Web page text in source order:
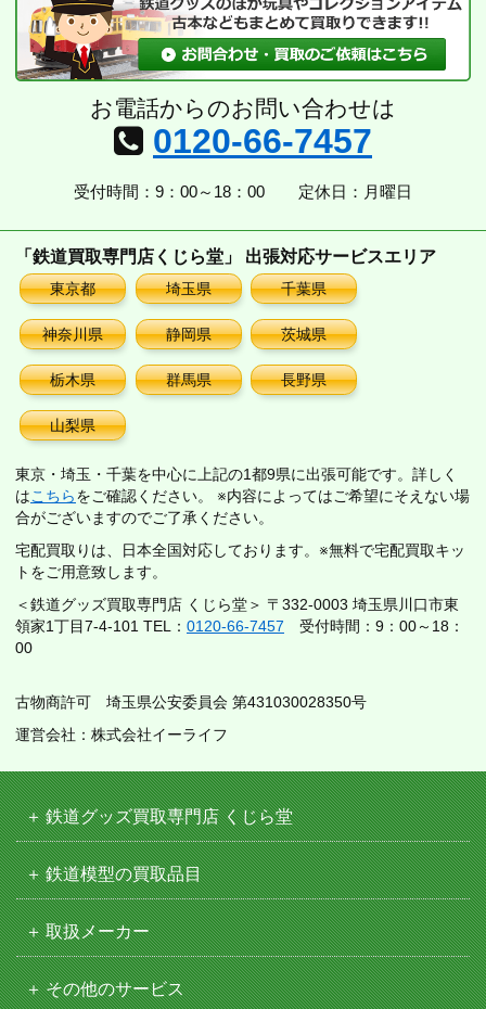
お電話からのお問い合わせは
0120-66-7457
受付時間：9：00～18：00 定休日：月曜日
「鉄道買取専門店くじら堂」 出張対応サービスエリア
東京都 埼玉県 千葉県
神奈川県 静岡県 茨城県
栃木県 群馬県 長野県
山梨県
東京・埼玉・千葉を中心に上記の1都9県に出張可能です。詳しく
はこちらをご確認ください。 ※内容によってはご希望にそえない場
合がございますのでご了承ください。
宅配買取りは、日本全国対応しております。※無料で宅配買取キッ
トをご用意致します。
＜鉄道グッズ買取専門店 くじら堂＞ 〒332-0003 埼玉県川口市東
領家1丁目7-4-101 TEL： 0120-66-7457 受付時間：9：00～18：
00
古物商許可 埼玉県公安委員会 第431030028350号
運営会社：株式会社イーライフ
鉄道グッズ買取専門店 くじら堂
鉄道模型の買取品目
取扱メーカー
その他のサービス